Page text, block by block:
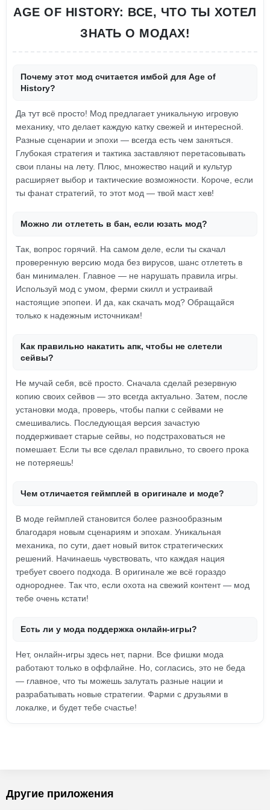
AGE OF HISTORY: ВСЕ, ЧТО ТЫ ХОТЕЛ
ЗНАТЬ О МОДАХ!
Почему этот мод считается имбой для Age of
History?
Да тут всё просто! Мод предлагает уникальную игровую
механику, что делает каждую катку свежей и интересной.
Разные сценарии и эпохи — всегда есть чем заняться.
Глубокая стратегия и тактика заставляют перетасовывать
свои планы на лету. Плюс, множество наций и культур
расширяет выбор и тактические возможности. Короче, если
ты фанат стратегий, то этот мод — твой маст хев!
Можно ли отлететь в бан, если юзать мод?
Так, вопрос горячий. На самом деле, если ты скачал
проверенную версию мода без вирусов, шанс отлететь в
бан минимален. Главное — не нарушать правила игры.
Используй мод с умом, ферми скилл и устраивай
настоящие эпопеи. И да, как скачать мод? Обращайся
только к надежным источникам!
Как правильно накатить апк, чтобы не слетели
сейвы?
Не мучай себя, всё просто. Сначала сделай резервную
копию своих сейвов — это всегда актуально. Затем, после
установки мода, проверь, чтобы папки с сейвами не
смешивались. Последующая версия зачастую
поддерживает старые сейвы, но подстраховаться не
помешает. Если ты все сделал правильно, то своего прока
не потеряешь!
Чем отличается геймплей в оригинале и моде?
В моде геймплей становится более разнообразным
благодаря новым сценариям и эпохам. Уникальная
механика, по сути, дает новый виток стратегических
решений. Начинаешь чувствовать, что каждая нация
требует своего подхода. В оригинале же всё гораздо
однороднее. Так что, если охота на свежий контент — мод
тебе очень кстати!
Есть ли у мода поддержка онлайн-игры?
Нет, онлайн-игры здесь нет, парни. Все фишки мода
работают только в оффлайне. Но, согласись, это не беда
— главное, что ты можешь залутать разные нации и
разрабатывать новые стратегии. Фарми с друзьями в
локалке, и будет тебе счастье!
Другие приложения